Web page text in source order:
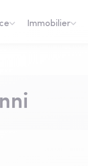
Immobilier